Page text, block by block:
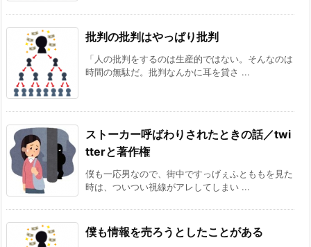
批判の批判はやっぱり批判
「人の批判をするのは生産的ではない。そんなのは
時間の無駄だ。批判なんかに耳を貸さ ...
ストーカー呼ばわりされたときの話／twi
tterと著作権
僕も一応男なので、街中ですっげぇふとももを見た
時は、ついつい視線がアレしてしまい ...
僕も情報を売ろうとしたことがある